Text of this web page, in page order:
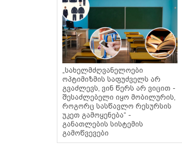
„სახელმძღვანელოები
ოპტიმიზმის საფუძველს არ
გვაძლევს, ვინ წერს არ ვიცით -
შესაძლებელი იყო მობილურის,
როგორც სასწავლო რესურსის
უკეთ გამოყენება“ -
განათლების სისტემის
გამოწვევები